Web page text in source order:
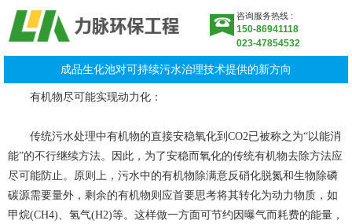
咨询服务热线 :
150-86941118
023-47854532
成品生化池对可持续污水治理技术提供的新方向
有机物尽可能实现动力化：
传统污水处理中有机物的直接安稳氧化到CO2已被称之为“以能消
能”的不行继续方法。因此，为了安稳而氧化的传统有机物去除方法应
尽可能防止。原则上，污水中的有机物除满意反硝化脱氮和生物除磷
碳源需要量外，剩余的有机物则应首要思考将其转化为动力物质，如
甲烷(CH4)、氢气(H2)等。这样做一方面可节约因曝气而耗费的能量，